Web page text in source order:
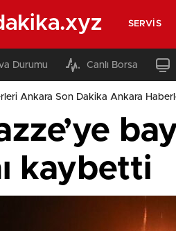
SERVIS
Durumu Canlı Borsa
Ankara Son Dakika Ankara
kaybetti